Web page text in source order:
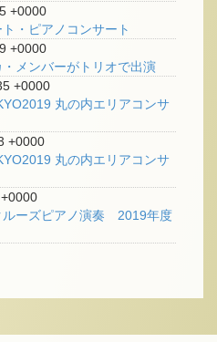
+0000
・ピアノコンサート
+0000
・メンバーがトリオで出演
+0000
丸の内エリアコンサ
+0000
丸の内エリアコンサ
ルーズピアノ演奏 2019年度